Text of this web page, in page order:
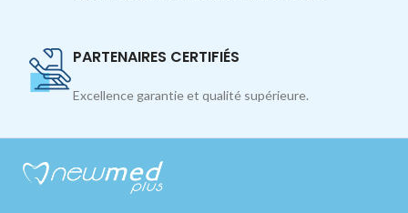
PARTENAIRES CERTIFIÉS
Excellence garantie et qualité supérieure.